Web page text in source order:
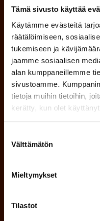
Tämä sivusto käyttää
Käytämme evästeitä
räätälöimiseen,
tukemiseen ja
jaamme sosiaalisen
alan kumppaneillemme
sivustoamme.
tietoja muihin tietoihin,
kerätty, kun olet
valinta
Välttämätön
Mieltymykset
Tilastot
n
e
n
)
l
l
i
n
e
n
)
Mikä tai mitkä
parhaiten?
LUOTTAMUSMIES
TÖISSÄ
Millä kielellä haluat